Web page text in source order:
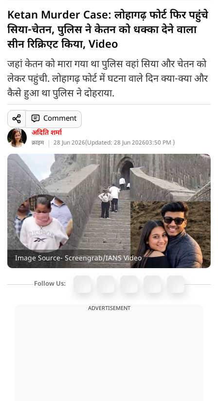
Ketan Murder Case: लोहागढ़ फोर्ट फिर पहुंचे
सिया-चेतन, पुलिस ने केतन को धक्का देने वाला
सीन रिक्रिएट किया, Video
जहां केतन को मारा गया था पुलिस वहां सिया और चेतन को
लेकर पहुंची. लोहागढ़ फोर्ट में घटना वाले दिन क्या-क्या और
कैसे हुआ था पुलिस ने दोहराया.
अदिति शर्मा
क्राइम 28 Jun 2026(Updated: 28 Jun 202603:50 PM )
Comment
Image Source- Screengrab/IANS Video
Follow Us:
ADVERTISEMENT